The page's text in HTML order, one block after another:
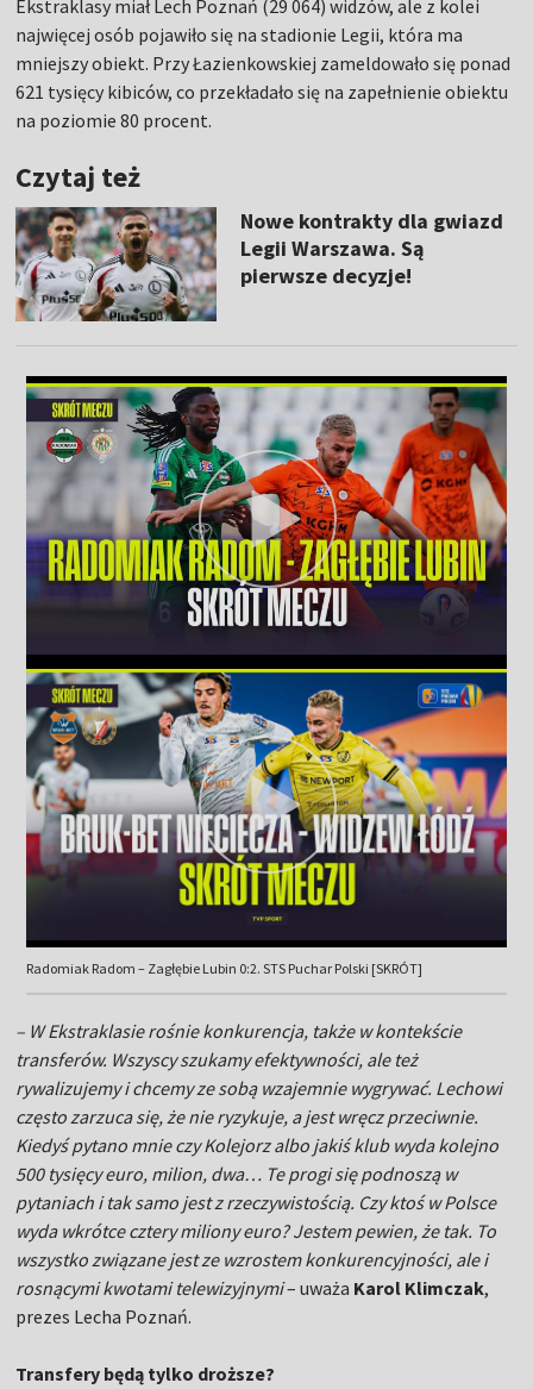
Ekstraklasy miał Lech Poznań (29 064) widzów, ale z kolei
najwięcej osób pojawiło się na stadionie Legii, która ma
mniejszy obiekt. Przy Łazienkowskiej zameldowało się ponad
621 tysięcy kibiców, co przekładało się na zapełnienie obiektu
na poziomie 80 procent.
Czytaj też
Nowe kontrakty dla gwiazd
Legii Warszawa. Są
pierwsze decyzje!
Radomiak Radom – Zagłębie Lubin 0:2. STS Puchar Polski [SKRÓT]
– W Ekstraklasie rośnie konkurencja, także w kontekście
transferów. Wszyscy szukamy efektywności, ale też
rywalizujemy i chcemy ze sobą wzajemnie wygrywać. Lechowi
często zarzuca się, że nie ryzykuje, a jest wręcz przeciwnie.
Kiedyś pytano mnie czy Kolejorz albo jakiś klub wyda kolejno
500 tysięcy euro, milion, dwa… Te progi się podnoszą w
pytaniach i tak samo jest z rzeczywistością. Czy ktoś w Polsce
wyda wkrótce cztery miliony euro? Jestem pewien, że tak. To
wszystko związane jest ze wzrostem konkurencyjności, ale i
rosnącymi kwotami telewizyjnymi– uważa Karol Klimczak,
prezes Lecha Poznań.
Transfery będą tylko droższe?